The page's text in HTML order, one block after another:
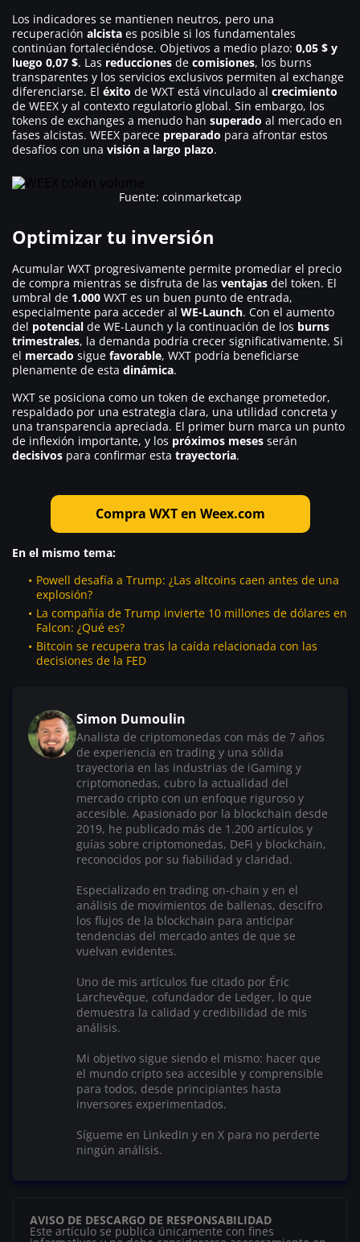
Los indicadores se mantienen neutros, pero una
recuperación alcista es posible si los fundamentales
continúan fortaleciéndose. Objetivos a medio plazo: 0,05 $ y
luego 0,07 $. Las reducciones de comisiones, los burns
transparentes y los servicios exclusivos permiten al exchange
diferenciarse. El éxito de WXT está vinculado al crecimiento
de WEEX y al contexto regulatorio global. Sin embargo, los
tokens de exchanges a menudo han superado al mercado en
fases alcistas. WEEX parece preparado para afrontar estos
desafíos con una visión a largo plazo.
Fuente: coinmarketcap
Optimizar tu inversión
Acumular WXT progresivamente permite promediar el precio
de compra mientras se disfruta de las ventajas del token. El
umbral de 1.000 WXT es un buen punto de entrada,
especialmente para acceder al WE-Launch. Con el aumento
del potencial de WE-Launch y la continuación de los burns
trimestrales, la demanda podría crecer significativamente. Si
el mercado sigue favorable, WXT podría beneficiarse
plenamente de esta dinámica.
WXT se posiciona como un token de exchange prometedor,
respaldado por una estrategia clara, una utilidad concreta y
una transparencia apreciada. El primer burn marca un punto
de inflexión importante, y los próximos meses serán
decisivos para confirmar esta trayectoria.
Compra WXT en Weex.com
En el mismo tema:
Powell desafía a Trump: ¿Las altcoins caen antes de una
explosión?
La compañía de Trump invierte 10 millones de dólares en
Falcon: ¿Qué es?
Bitcoin se recupera tras la caída relacionada con las
decisiones de la FED
Simon Dumoulin
Analista de criptomonedas con más de 7 años
de experiencia en trading y una sólida
trayectoria en las industrias de iGaming y
criptomonedas, cubro la actualidad del
mercado cripto con un enfoque riguroso y
accesible. Apasionado por la blockchain desde
2019, he publicado más de 1.200 artículos y
guías sobre criptomonedas, DeFi y blockchain,
reconocidos por su fiabilidad y claridad.
Especializado en trading on-chain y en el
análisis de movimientos de ballenas, descifro
los flujos de la blockchain para anticipar
tendencias del mercado antes de que se
vuelvan evidentes.
Uno de mis artículos fue citado por Éric
Larchevêque, cofundador de Ledger, lo que
demuestra la calidad y credibilidad de mis
análisis.
Mi objetivo sigue siendo el mismo: hacer que
el mundo cripto sea accesible y comprensible
para todos, desde principiantes hasta
inversores experimentados.
Sígueme en LinkedIn y en X para no perderte
ningún análisis.
AVISO DE DESCARGO DE RESPONSABILIDAD
Este artículo se publica únicamente con fines